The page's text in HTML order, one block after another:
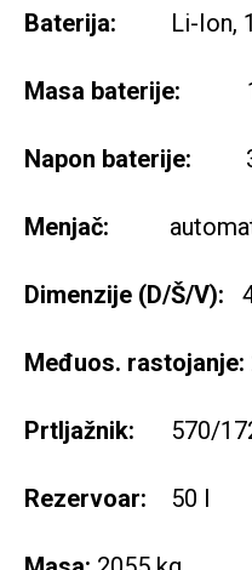
Baterija: Li-Ion,
Masa baterije:
Napon baterije:
Menjač:
Dimenzije (D/Š/V):
Međuos. rastojanje:
Prtljažnik: 570/
Rezervoar: 50 l